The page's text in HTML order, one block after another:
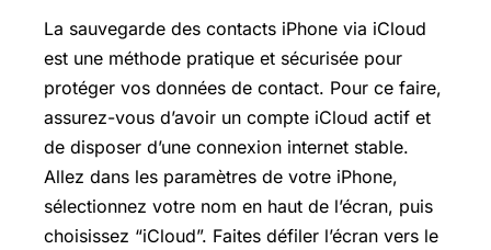
La sauvegarde des contacts iPhone via iCloud
est une méthode pratique et sécurisée pour
protéger vos données de contact. Pour ce faire,
assurez-vous d’avoir un compte iCloud actif et
de disposer d’une connexion internet stable.
Allez dans les paramètres de votre iPhone,
sélectionnez votre nom en haut de l’écran, puis
choisissez “iCloud”. Faites défiler l’écran vers le